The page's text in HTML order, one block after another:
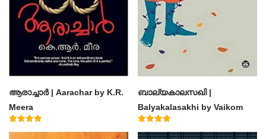
ആരാച്ചാര്‍ | Aarachar by K.R.
Meera
ബാല്യകാലസഖി |
Balyakalasakhi by Vaikom
Muhammad Basheer
4.60